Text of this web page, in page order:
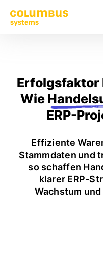
Erfolgsfaktor
Wie
ERP-
Effiziente
Stammdaten und
so schaffen
klarer ERP-
Wachstum